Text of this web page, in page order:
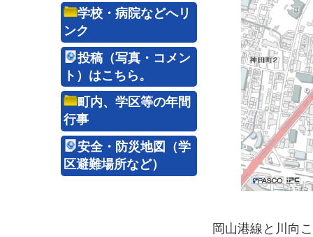
学校・病院などへリ
ンク
投稿（写真・コメン
ト）はこちら。
町内、学区等の年間
行事
安全・防災地図（学
区避難場所など）
岡山港線と川向